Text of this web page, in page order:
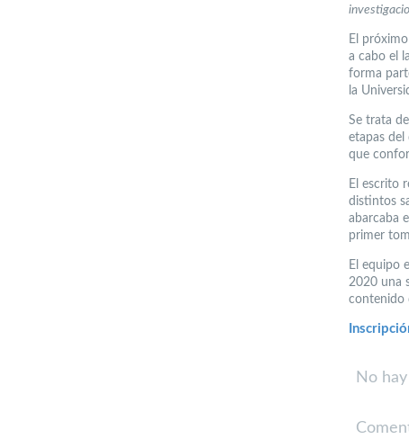
El
a cabo el
forma
la
Se trata
etapas del
que
El escrito
distintos
abarcaba
primer
El equipo
2020 una
contenido
No